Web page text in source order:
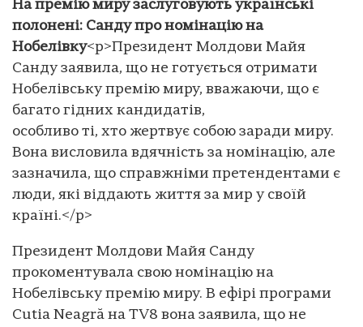
На премію миру заслуговують українські
полонені: Санду про номінацію на
Нобелівку<p>Президент Молдови Майя
Санду заявила, що не готується отримати
Нобелівську премію миру, вважаючи, що є
багато гідних кандидатів,
особливо ті, хто жертвує собою заради миру.
Вона висловила вдячність за номінацію, але
зазначила, що справжніми претендентами є
люди, які віддають життя за мир у своїй
країні.</p>
Президент Молдови Майя Санду
прокоментувала свою номінацію на
Нобелівську премію миру. В ефірі програми
Cutia Neagră на TV8 вона заявила, що не